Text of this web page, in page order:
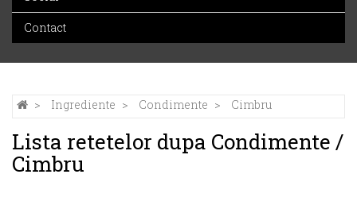
Contact
Ingrediente Condimente Cimbru
Lista retetelor dupa Condimente /
Cimbru